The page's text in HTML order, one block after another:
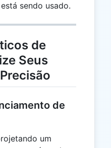
sendo usado.
de
Seus
de
um